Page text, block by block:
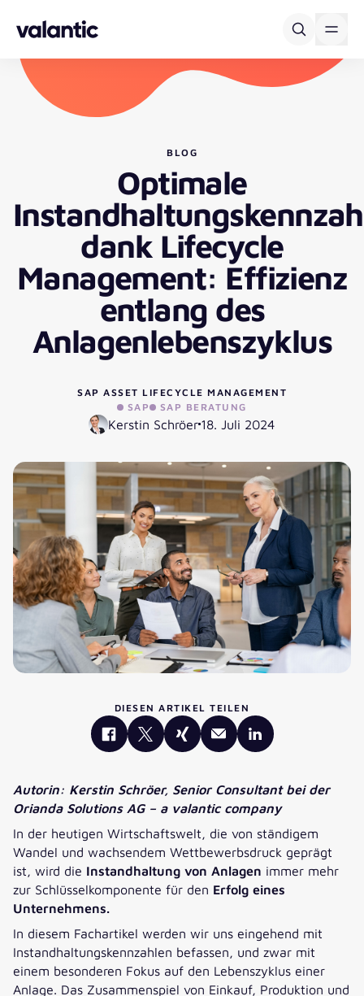
BLOG
Optimale
dank Lifecycle
Management: Effizienz
entlang des
Anlagenlebenszyklus
SAP ASSET LIFECYCLE MANAGEMENT
SAP
SAP BERATUNG
Kerstin Schröer 18. Juli 2024
DIESEN ARTIKEL TEILEN
Autorin: Kerstin Schröer, Senior Consultant bei der
Orianda Solutions AG – a valantic company
In der heutigen Wirtschaftswelt, die von ständigem
Wandel und wachsendem Wettbewerbsdruck geprägt
ist, wird die Instandhaltung von Anlagen immer mehr
zur Schlüsselkomponente für den Erfolg eines
Unternehmens.
In diesem Fachartikel werden wir uns eingehend mit
Instandhaltungskennzahlen befassen, und zwar mit
einem besonderen Fokus auf den Lebenszyklus einer
Anlage. Das Zusammenspiel von Einkauf, Produktion und